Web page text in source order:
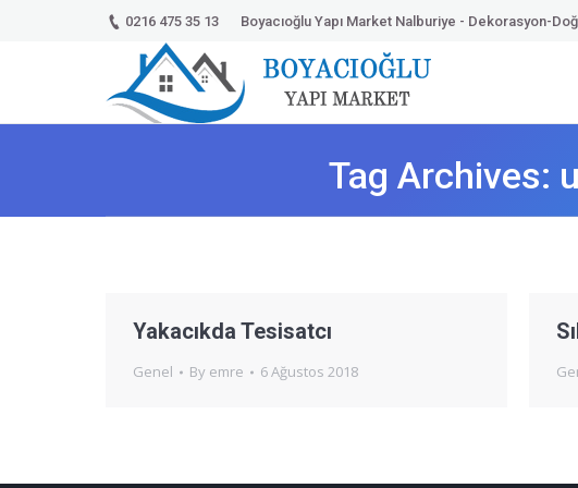
0216 475 35 13 Boyacıoğlu Yapı Market Nalburiye - Dekorasyon-
Tag Archives:
Yakacıkda Tesisatcı
Genel By emre 6 Ağustos 2018